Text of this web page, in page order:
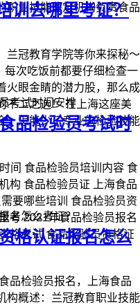
职业技能鉴定机构负责食品
训去哪里考证？
兰冠教育学院等你来探秘～
每次吃饭前都要仔细检查一
火眼金睛的潜力股，那么成
不二之选！ 在上海这座美
，怎能少了专业的检验技能
品检验员考试时
间 食品检验员培训内容 食
构 食品检验员证 上海食品
要哪些培训 食品检验员资
考 2021年食品检验员报名
格考试 食品化验员资格证
格认证报名怎么
品检验员报名，上海食品
构概述：兰冠教育职业技能